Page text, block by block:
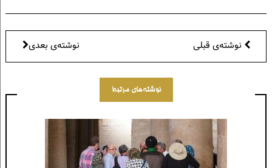
نوشته‌ی قبلی نوشته‌ی بعدی
نوشته‌های مرتبط